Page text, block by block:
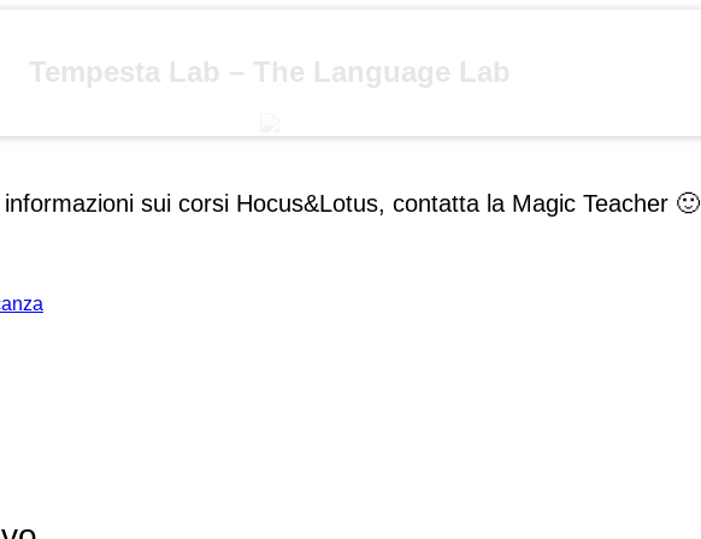
Tempesta Lab – The Language Lab
sui corsi Hocus&Lotus, contatta la Magic Teacher 🙂